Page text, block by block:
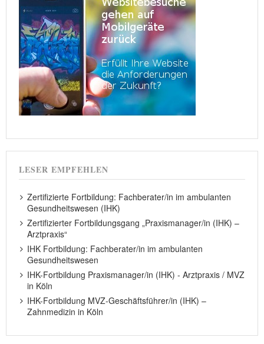
LESER EMPFEHLEN
Zertifizierte Fortbildung: Fachberater/in im ambulanten
Gesundheitswesen (IHK)
Zertifizierter Fortbildungsgang „Praxismanager/in (IHK) –
Arztpraxis“
IHK Fortbildung: Fachberater/in im ambulanten
Gesundheitswesen
IHK-Fortbildung Praxismanager/in (IHK) - Arztpraxis / MVZ
in Köln
IHK-Fortbildung MVZ-Geschäftsführer/in (IHK) –
Zahnmedizin in Köln